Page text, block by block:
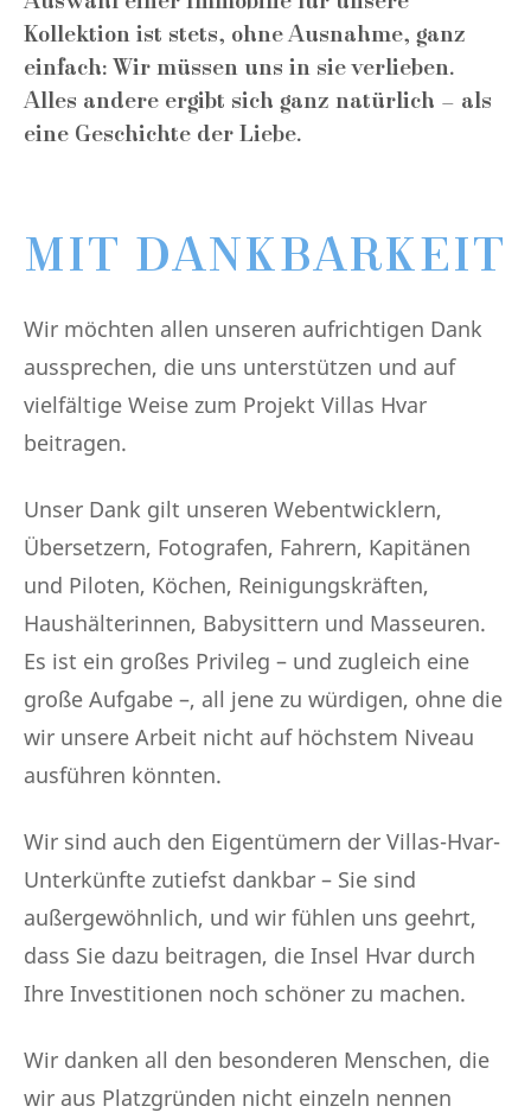
Kollektion ist stets, ohne Ausnahme, ganz
einfach: Wir müssen uns in sie verlieben.
Alles andere ergibt sich ganz natürlich – als
eine Geschichte der Liebe.
MIT DANKBARKEIT
Wir möchten allen unseren aufrichtigen Dank
aussprechen, die uns unterstützen und auf
vielfältige Weise zum Projekt Villas Hvar
beitragen.
Unser Dank gilt unseren Webentwicklern,
Übersetzern, Fotografen, Fahrern, Kapitänen
und Piloten, Köchen, Reinigungskräften,
Haushälterinnen, Babysittern und Masseuren.
Es ist ein großes Privileg – und zugleich eine
große Aufgabe –, all jene zu würdigen, ohne die
wir unsere Arbeit nicht auf höchstem Niveau
ausführen könnten.
Wir sind auch den Eigentümern der Villas-Hvar-
Unterkünfte zutiefst dankbar – Sie sind
außergewöhnlich, und wir fühlen uns geehrt,
dass Sie dazu beitragen, die Insel Hvar durch
Ihre Investitionen noch schöner zu machen.
Wir danken all den besonderen Menschen, die
wir aus Platzgründen nicht einzeln nennen